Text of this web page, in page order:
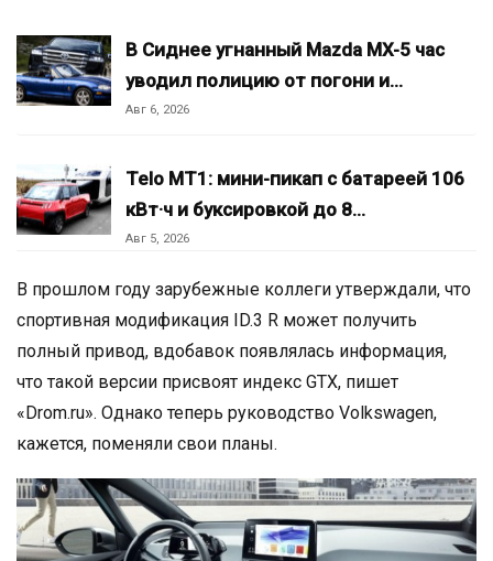
В Сиднее угнанный Mazda MX-5 час
уводил полицию от погони и…
Авг 6, 2026
Telo MT1: мини-пикап с батареей 106
кВт·ч и буксировкой до 8…
Авг 5, 2026
В прошлом году зарубежные коллеги утверждали, что
спортивная модификация ID.3 R может получить
полный привод, вдобавок появлялась информация,
что такой версии присвоят индекс GTX, пишет
«Drom.ru». Однако теперь руководство Volkswagen,
кажется, поменяли свои планы.